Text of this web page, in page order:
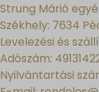
Strung Márió
Székhely: 7634
Levelezési és
Adószám:
Nyilvántartási